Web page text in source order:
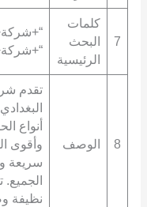
7
كلمات
البحث
الرئيسية
8 الوصف
تقدم
أنواع
وأقوى
سريعة
نظيفة